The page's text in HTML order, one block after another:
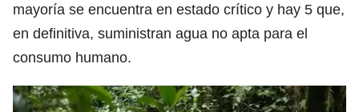
mayoría se encuentra en estado crítico y hay 5 que,
en definitiva, suministran agua no apta para el
consumo humano.